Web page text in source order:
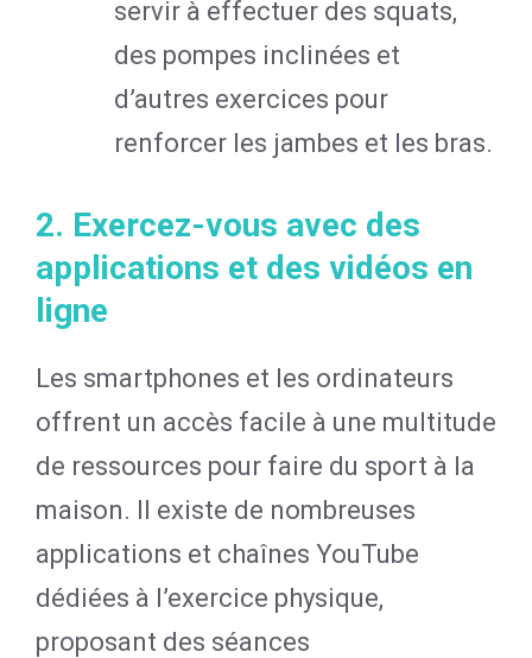
servir à effectuer des squats,
des pompes inclinées et
d’autres exercices pour
renforcer les jambes et les bras.
2. Exercez-vous avec des
applications et des vidéos en
ligne
Les smartphones et les ordinateurs
offrent un accès facile à une multitude
de ressources pour faire du sport à la
maison. Il existe de nombreuses
applications et chaînes YouTube
dédiées à l’exercice physique,
proposant des séances